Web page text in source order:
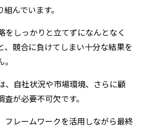
んでいます。
をしっかりと立てずになんとなく
、競合に負けてしまい十分な結果を
、自社状況や市場環境、さらに顧
が必要不可欠です。
フレームワークを活用しながら最終